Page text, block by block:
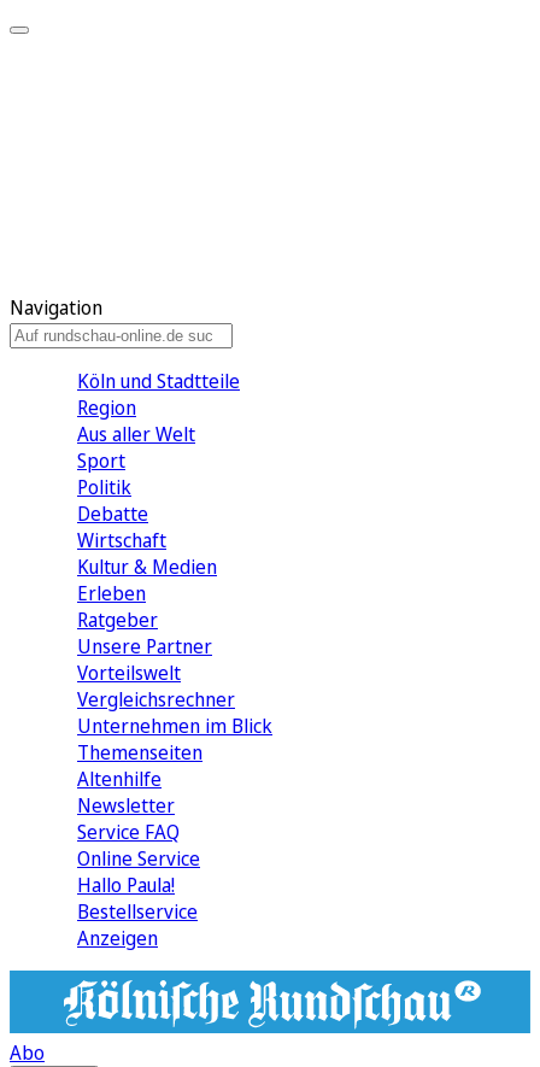
Navigation
Köln und Stadtteile
Region
Aus aller Welt
Sport
Politik
Debatte
Wirtschaft
Kultur & Medien
Erleben
Ratgeber
Unsere Partner
Vorteilswelt
Vergleichsrechner
Unternehmen im Blick
Themenseiten
Altenhilfe
Newsletter
Service FAQ
Online Service
Hallo Paula!
Bestellservice
Anzeigen
Abo